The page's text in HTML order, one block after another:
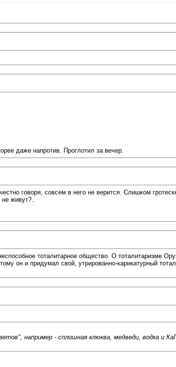
даже напротив. Проглотил за вечер.
говоря, совсем в него не верится. Слишком
не живут?..
тоталитарное общество. О тоталитаризме
он и придумал свой, утрированно-карикатурный
например - сплошная клюква, медведи, водка и